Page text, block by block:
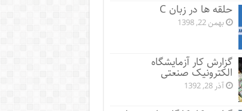
حلقه ها در زبان C
بهمن 22, 1398
گزارش کار آزمایشگاه
الکترونیک صنعتی
آذر 28, 1392